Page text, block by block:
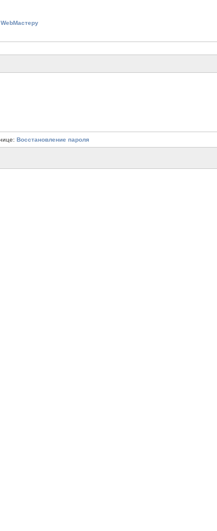
Восстановление пароля